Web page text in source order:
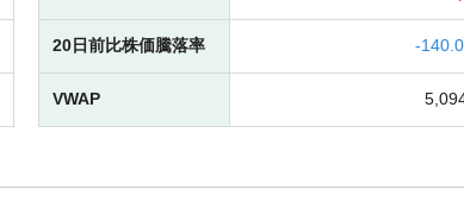
20日前比株価騰落率 -
VWAP